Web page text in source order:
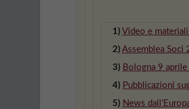
1) Video e
2) Assemblea Soci
3) Bologna 9 aprile
4) Pubblicazioni
5) News